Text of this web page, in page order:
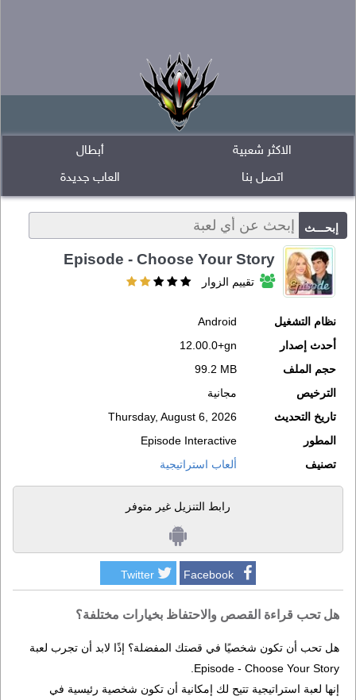
أبطال
الاكثر شعبية
العاب جديدة
اتصل بنا
Episode - Choose Your Story
تقييم الزوار
نظام التشغيل
Android
أحدث إصدار
12.00.0+gn
حجم الملف
99.2 MB
الترخيص
مجانية
تاريخ التحديث
Thursday, August 6, 2026
المطور
Episode Interactive
تصنيف
ألعاب استراتيجية
رابط التنزيل غير متوفر
Facebook
Twitter
هل تحب قراءة القصص والاحتفاظ بخيارات مختلفة؟
هل تحب أن تكون شخصيًا في قصتك المفضلة؟ إذًا لابد أن تجرب لعبة
Episode - Choose Your Story.
إنها لعبة استراتيجية تتيح لك إمكانية أن تكون شخصية رئيسية في